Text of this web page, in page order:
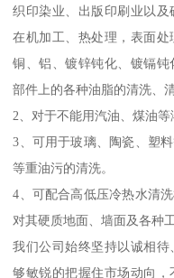
织印染业、出版印刷业以
在机加工、热处理，表面处
铜、铝、镀锌钝化、镀镉
部件上的各种油脂的清洗、清
2、对于不能用汽油、煤油等
3、可用于玻璃、陶瓷、塑
等重油污的清洗。
4、可配合高低压冷热水清
对其硬质地面、墙面及各种
我们公司始终坚持以诚相
够敏锐的把握住市场动向